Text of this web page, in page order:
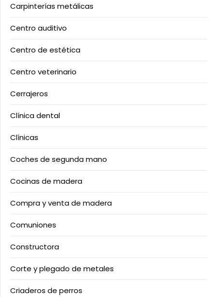
Carpinterías metálicas
Centro auditivo
Centro de estética
Centro veterinario
Cerrajeros
Clínica dental
Clínicas
Coches de segunda mano
Cocinas de madera
Compra y venta de madera
Comuniones
Constructora
Corte y plegado de metales
Criaderos de perros